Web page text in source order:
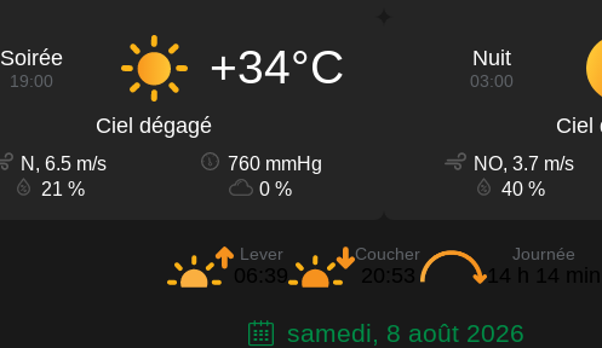
Soirée
19:00 +34°C
Ciel dégagé
N, 6.5 m/s
760 mmHg
21 %
0 %
Nuit
03:00
Ciel
NO, 3.7 m/s
40 %
Lever
06:39
Coucher
20:53
Journée
14 h 14 min
samedi, 8 août 2026